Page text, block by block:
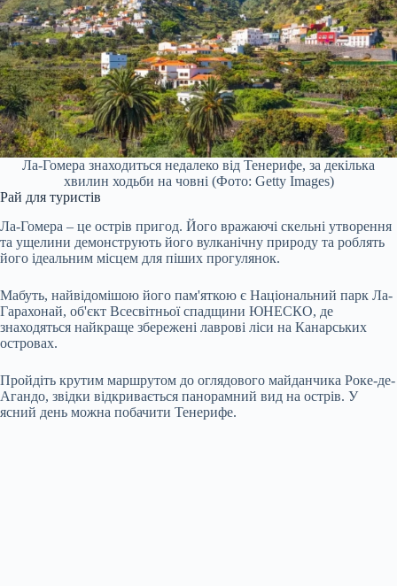
Ла-Гомера знаходиться недалеко від Тенерифе, за декілька
хвилин ходьби на човні (Фото: Getty Images)
Рай для туристів
Ла-Гомера – це острів пригод. Його вражаючі скельні утворення
та ущелини демонструють його вулканічну природу та роблять
його ідеальним місцем для піших прогулянок.
Мабуть, найвідомішою його пам'яткою є Національний парк Ла-
Гарахонай, об'єкт Всесвітньої спадщини ЮНЕСКО, де
знаходяться найкраще збережені лаврові ліси на Канарських
островах.
Пройдіть крутим маршрутом до оглядового майданчика Роке-де-
Агандо, звідки відкривається панорамний вид на острів. У
ясний день можна побачити Тенерифе.